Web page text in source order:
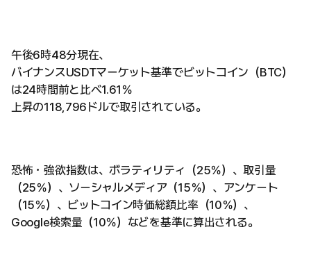
午後6時48分現在、
バイナンスUSDTマーケット基準でビットコイン（BTC）
は24時間前と比べ1.61％
上昇の118,796ドルで取引されている。
恐怖・強欲指数は、ボラティリティ（25％）、取引量
（25％）、ソーシャルメディア（15％）、アンケート
（15％）、ビットコイン時価総額比率（10％）、
Google検索量（10％）などを基準に算出される。